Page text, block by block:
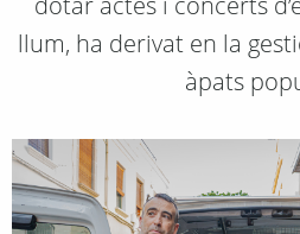
llum, ha derivat en la
àpats